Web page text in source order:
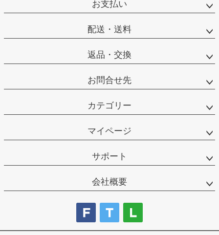
お支払い
配送・送料
返品・交換
お問合せ先
カテゴリー
マイページ
サポート
会社概要